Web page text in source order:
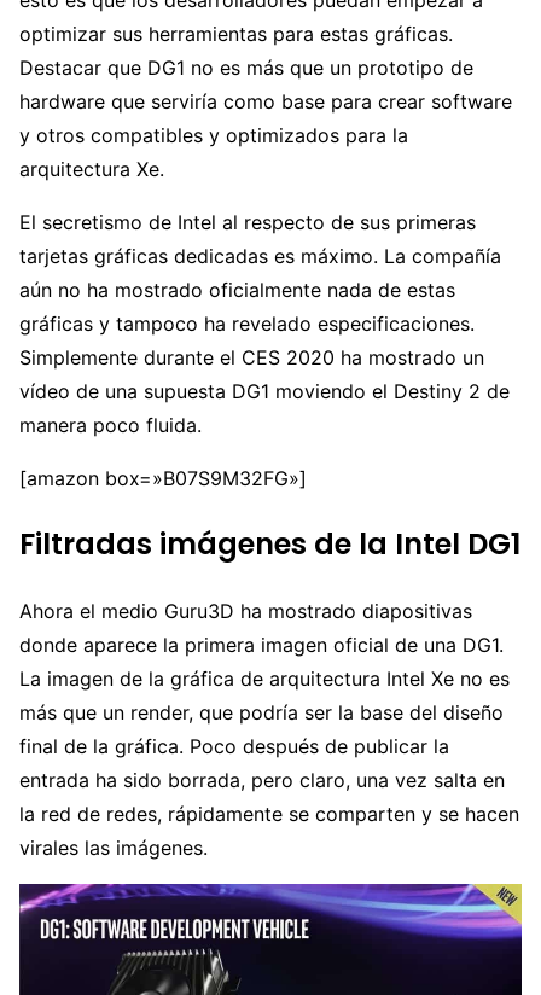
optimizar sus herramientas para estas gráficas.
Destacar que DG1 no es más que un prototipo de
hardware que serviría como base para crear software
y otros compatibles y optimizados para la
arquitectura Xe.
El secretismo de Intel al respecto de sus primeras
tarjetas gráficas dedicadas es máximo. La compañía
aún no ha mostrado oficialmente nada de estas
gráficas y tampoco ha revelado especificaciones.
Simplemente durante el CES 2020 ha mostrado un
vídeo de una supuesta DG1 moviendo el Destiny 2 de
manera poco fluida.
[amazon box=»B07S9M32FG»]
Filtradas imágenes de la Intel DG1
Ahora el medio Guru3D ha mostrado diapositivas
donde aparece la primera imagen oficial de una DG1.
La imagen de la gráfica de arquitectura Intel Xe no es
más que un render, que podría ser la base del diseño
final de la gráfica. Poco después de publicar la
entrada ha sido borrada, pero claro, una vez salta en
la red de redes, rápidamente se comparten y se hacen
virales las imágenes.